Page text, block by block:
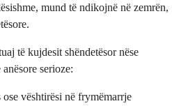
mund të ndikojnë në zemrën,
të kujdesit shëndetësor nëse
serioze:
vështirësi në frymëmarrje